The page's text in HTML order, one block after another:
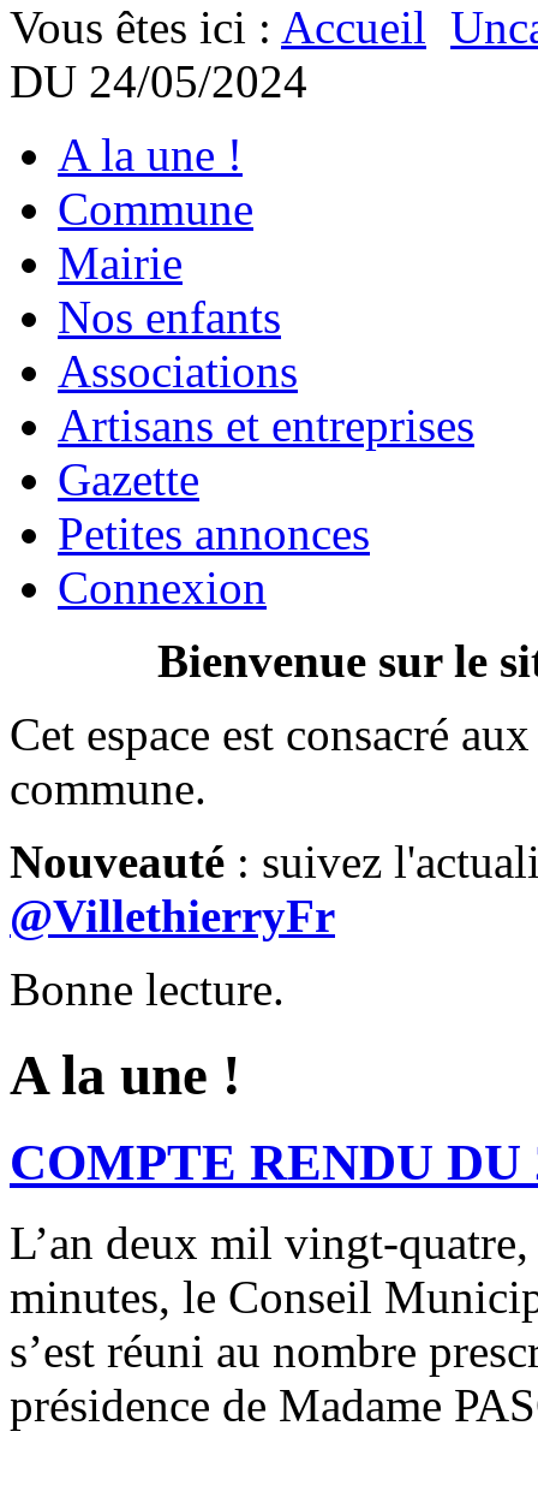
Vous êtes ici : Accueil
DU 24/05/2024
A la une !
Commune
Mairie
Nos enfants
Associations
Artisans et entreprises
Gazette
Petites annonces
Connexion
Bienvenue sur le
Cet espace est consacré
commune.
Nouveauté : suivez
@VillethierryFr
Bonne lecture.
A la une !
COMPTE RENDU DU
L’an deux mil vingt-
minutes, le Conseil
s’est réuni au nombre
présidence de Madame